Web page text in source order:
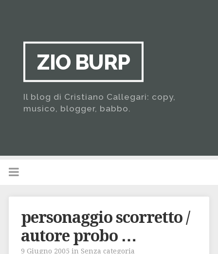
ZIO BURP
Il blog di Cristiano Callegari: copy,
musico, blogger, babbo.
personaggio scorretto /
autore probo …
9 Giugno 2005 in Senza categoria